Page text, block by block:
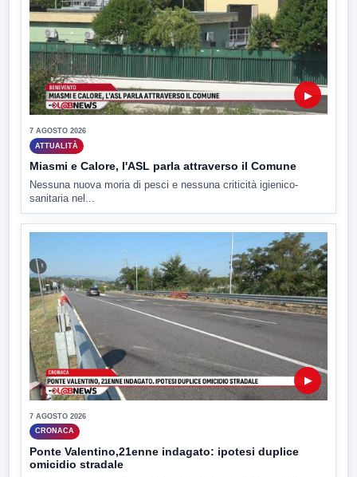
▶
7 AGOSTO 2026
ATTUALITÀ
Miasmi e Calore, l'ASL parla attraverso il Comune
Nessuna nuova moria di pesci e nessuna criticità igienico-
sanitaria nel...
▶
7 AGOSTO 2026
CRONACA
Ponte Valentino,21enne indagato: ipotesi duplice
omicidio stradale